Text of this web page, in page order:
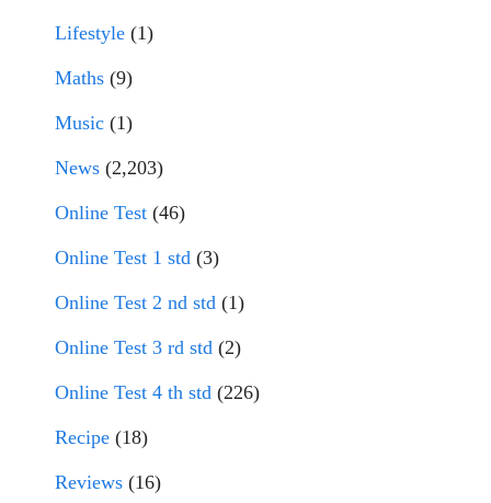
Lifestyle (1)
Maths (9)
Music (1)
News (2,203)
Online Test (46)
Online Test 1 std (3)
Online Test 2 nd std (1)
Online Test 3 rd std (2)
Online Test 4 th std (226)
Recipe (18)
Reviews (16)